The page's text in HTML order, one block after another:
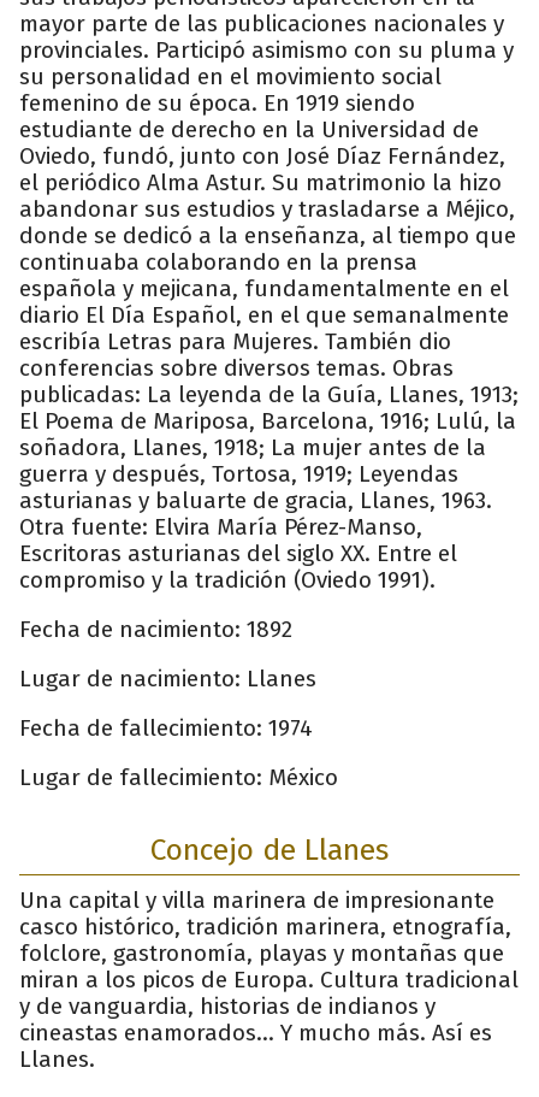
mayor parte de las publicaciones nacionales y
provinciales. Participó asimismo con su pluma y
su personalidad en el movimiento social
femenino de su época. En 1919 siendo
estudiante de derecho en la Universidad de
Oviedo, fundó, junto con José Díaz Fernández,
el periódico Alma Astur. Su matrimonio la hizo
abandonar sus estudios y trasladarse a Méjico,
donde se dedicó a la enseñanza, al tiempo que
continuaba colaborando en la prensa
española y mejicana, fundamentalmente en el
diario El Día Español, en el que semanalmente
escribía Letras para Mujeres. También dio
conferencias sobre diversos temas. Obras
publicadas: La leyenda de la Guía, Llanes, 1913;
El Poema de Mariposa, Barcelona, 1916; Lulú, la
soñadora, Llanes, 1918; La mujer antes de la
guerra y después, Tortosa, 1919; Leyendas
asturianas y baluarte de gracia, Llanes, 1963.
Otra fuente: Elvira María Pérez-Manso,
Escritoras asturianas del siglo XX. Entre el
compromiso y la tradición (Oviedo 1991).
Fecha de nacimiento: 1892
Lugar de nacimiento: Llanes
Fecha de fallecimiento: 1974
Lugar de fallecimiento: México
Concejo de Llanes
Una capital y villa marinera de impresionante
casco histórico, tradición marinera, etnografía,
folclore, gastronomía, playas y montañas que
miran a los picos de Europa. Cultura tradicional
y de vanguardia, historias de indianos y
cineastas enamorados... Y mucho más. Así es
Llanes.